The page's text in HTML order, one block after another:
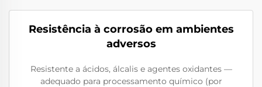
Resistência à corrosão em ambientes
adversos
Resistente a ácidos, álcalis e agentes oxidantes —
adequado para processamento químico (por